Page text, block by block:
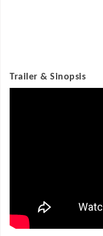
Trailer & Sinopsis